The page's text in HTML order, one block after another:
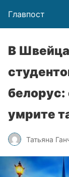
Главпост
В
белорус:
умрите
Татьяна